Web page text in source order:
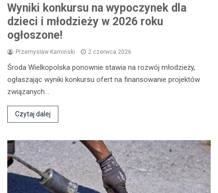
Wyniki konkursu na wypoczynek dla
dzieci i młodzieży w 2026 roku
ogłoszone!
Przemysław Kamiński 2 czerwca 2026
Środa Wielkopolska ponownie stawia na rozwój młodzieży,
ogłaszając wyniki konkursu ofert na finansowanie projektów
związanych…
Czytaj dalej